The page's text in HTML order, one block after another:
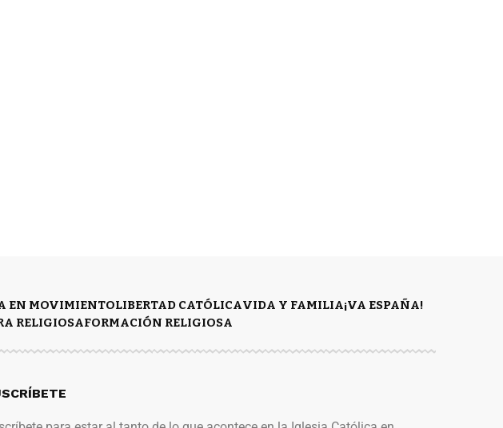
EN MOVIMIENTOLIBERTAD CATÓLICAVIDA Y FAMILIA¡VA ESPAÑA!
RELIGIOSAFORMACIÓN RELIGIOSA